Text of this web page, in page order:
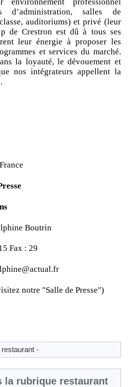
d’administration, salles de
auditoriums) et privé (leur
de Crestron est dû à tous ses
leur énergie à proposer les
et services du marché.
la loyauté, le dévouement et
nos intégrateurs appellent la
Boutrin
Fax : 29
notre "Salle de Presse")
restaurant -
la rubrique restaurant